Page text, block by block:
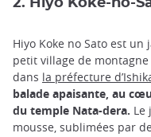
Hiyo Koke no Sato est
petit village de
dans la préfecture
balade apaisante, au
du temple Nata-dera. Le
mousse, sublimées par